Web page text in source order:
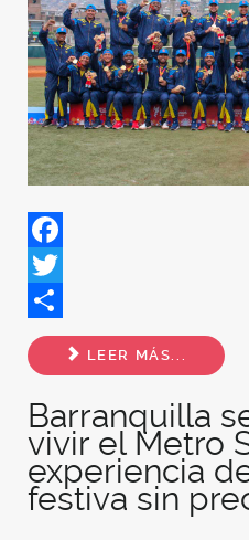
Facebook
Twitter
Share
LEER MÁS...
Barranquilla
vivir el Metro
experiencia
festiva sin